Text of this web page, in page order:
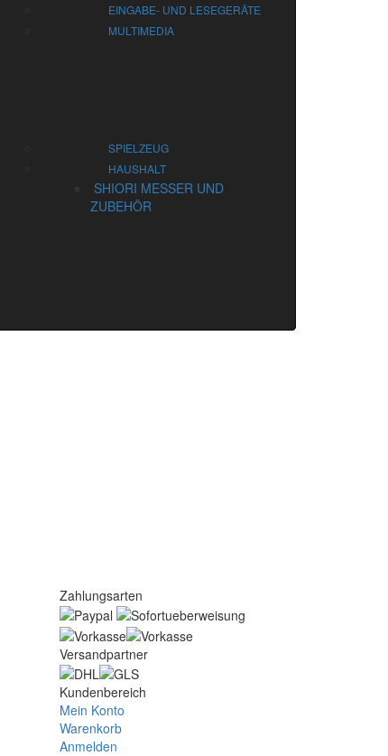
EINGABE- UND LESEGERÄTE
MULTIMEDIA
SPIELZEUG
HAUSHALT
SHIORI MESSER UND
ZUBEHÖR
Zahlungsarten
Versandpartner
Kundenbereich
Mein Konto
Warenkorb
Anmelden